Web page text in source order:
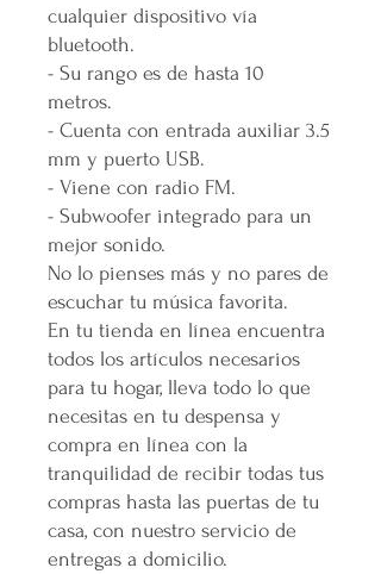
cualquier dispositivo vía
bluetooth.
- Su rango es de hasta 10
metros.
- Cuenta con entrada auxiliar 3.5
mm y puerto USB.
- Viene con radio FM.
- Subwoofer integrado para un
mejor sonido.
No lo pienses más y no pares de
escuchar tu música favorita.
En tu tienda en línea encuentra
todos los artículos necesarios
para tu hogar, lleva todo lo que
necesitas en tu despensa y
compra en línea con la
tranquilidad de recibir todas tus
compras hasta las puertas de tu
casa, con nuestro servicio de
entregas a domicilio.